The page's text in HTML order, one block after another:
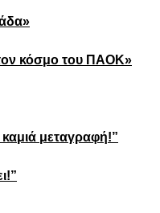
τον κόσμο του ΠΑΟΚ»
μεταγραφή!”